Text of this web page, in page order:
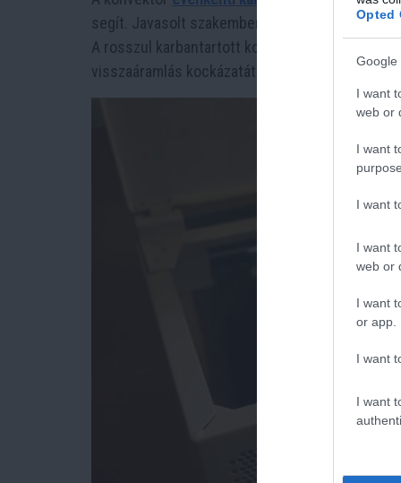
Opted
Google
I want
web or
I want
I want
I want
web or
I want
or app.
I want
I want
segít. Javasolt szakemberrel évente legalább
A rosszul karbantartott konvektor nemcsak
visszaáramlás kockázatát is növeli.